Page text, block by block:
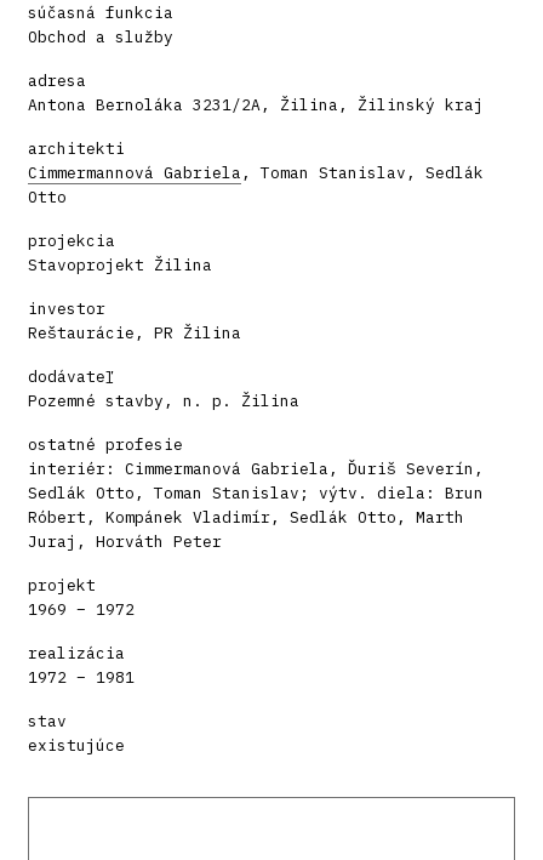
súčasná funkcia
Obchod a služby
adresa
Antona Bernoláka 3231/2A, Žilina, Žilinský kraj
architekti
Cimmermannová Gabriela, Toman Stanislav, Sedlák
Otto
projekcia
Stavoprojekt Žilina
investor
Reštaurácie, PR Žilina
dodávateľ
Pozemné stavby, n. p. Žilina
ostatné profesie
interiér: Cimmermanová Gabriela, Ďuriš Severín,
Sedlák Otto, Toman Stanislav; výtv. diela: Brun
Róbert, Kompánek Vladimír, Sedlák Otto, Marth
Juraj, Horváth Peter
projekt
1969 – 1972
realizácia
1972 – 1981
stav
existujúce